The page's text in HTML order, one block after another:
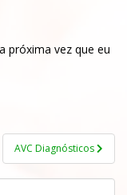
próxima vez que eu
AVC Diagnósticos